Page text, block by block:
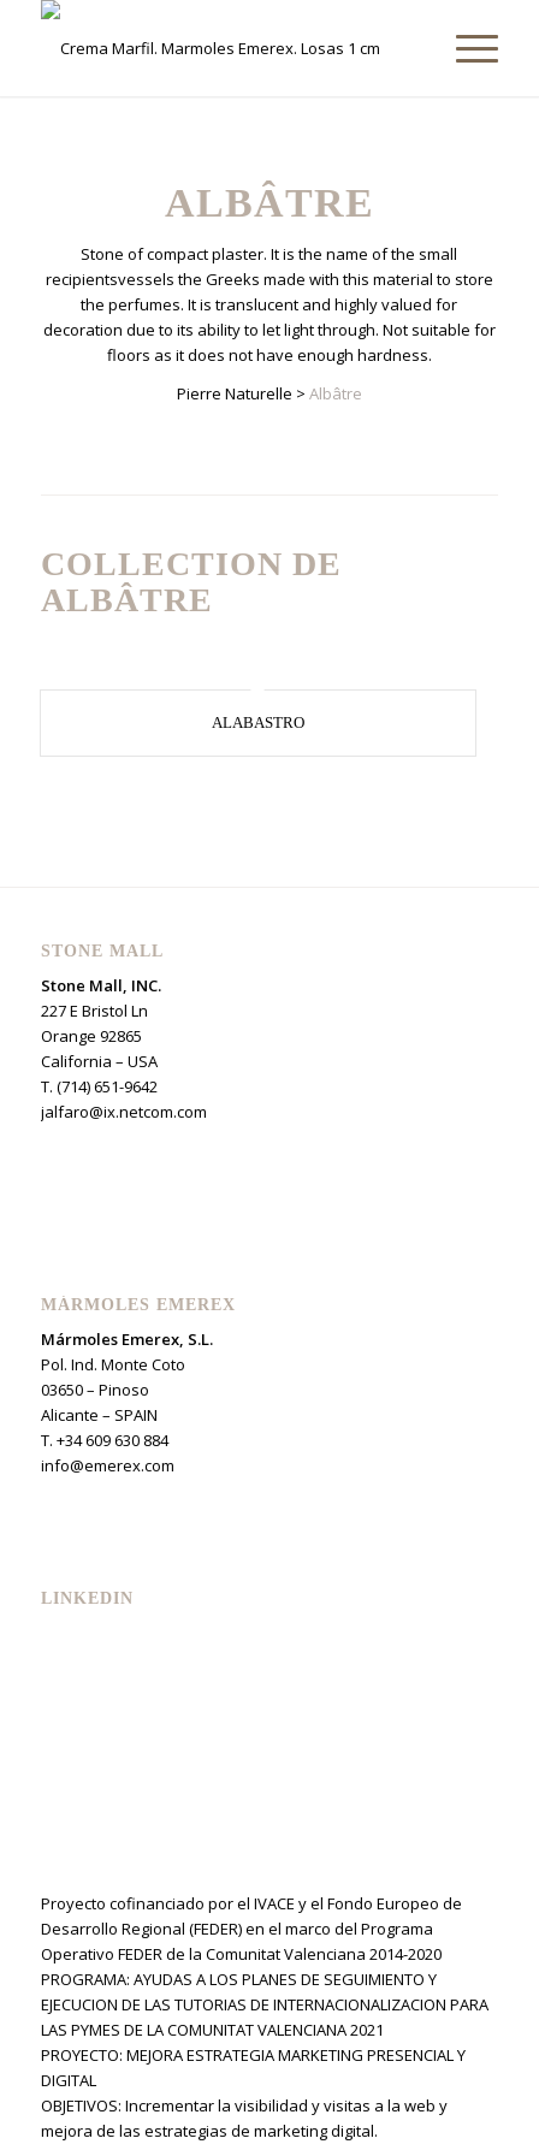
ALBÂTRE
Stone of compact plaster. It is the name of the small
recipientsvessels the Greeks made with this material to store
the perfumes. It is translucent and highly valued for
decoration due to its ability to let light through. Not suitable for
floors as it does not have enough hardness.
Pierre Naturelle > Albâtre
COLLECTION DE
ALBÂTRE
ALABASTRO
STONE MALL
Stone Mall, INC.
227 E Bristol Ln
Orange 92865
California – USA
T. (714) 651-9642
jalfaro@ix.netcom.com
MÁRMOLES EMEREX
Mármoles Emerex, S.L.
Pol. Ind. Monte Coto
03650 – Pinoso
Alicante – SPAIN
T. +34 609 630 884
info@emerex.com
LINKEDIN
Proyecto cofinanciado por el IVACE y el Fondo Europeo de
Desarrollo Regional (FEDER) en el marco del Programa
Operativo FEDER de la Comunitat Valenciana 2014-2020
PROGRAMA: AYUDAS A LOS PLANES DE SEGUIMIENTO Y
EJECUCION DE LAS TUTORIAS DE INTERNACIONALIZACION PARA
LAS PYMES DE LA COMUNITAT VALENCIANA 2021
PROYECTO: MEJORA ESTRATEGIA MARKETING PRESENCIAL Y
DIGITAL
OBJETIVOS: Incrementar la visibilidad y visitas a la web y
mejora de las estrategias de marketing digital.